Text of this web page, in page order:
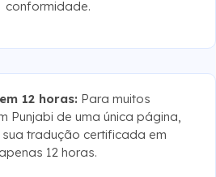
Punjabi de uma única página,
tradução certificada em
apenas 12 horas.